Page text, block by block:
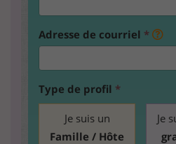
Adresse de courriel *
Type de profil *
Je suis un
Famille / Hôte
Je